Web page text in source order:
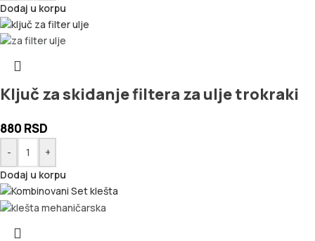
Dodaj u korpu
Ključ za skidanje filtera za ulje trokraki
880 RSD
-
+
Dodaj u korpu